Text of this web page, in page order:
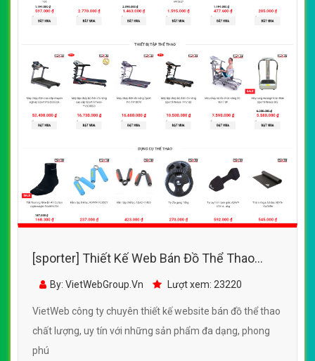
[sporter] Thiết Kế Web Bán Đồ Thể Thao
Sport đẹp, chuyên nghiệp chuẩn SEO
By: VietWebGroup.Vn Lượt xem: 23220
VietWeb công ty chuyên thiết kế website bán đồ thể thao
chất lượng, uy tín với những sản phẩm đa dạng, phong
phú